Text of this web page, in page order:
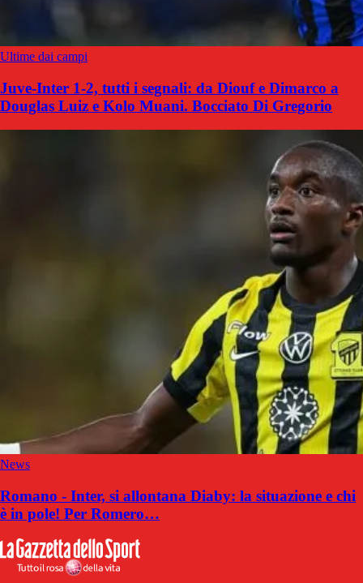
Ultime dai campi
Juve-Inter 1-2, tutti i segnali: da Diouf e Dimarco a
Douglas Luiz e Kolo Muani. Bocciato Di Gregorio
News
Romano - Inter, si allontana Diaby: la situazione e chi
è in pole! Per Romero…